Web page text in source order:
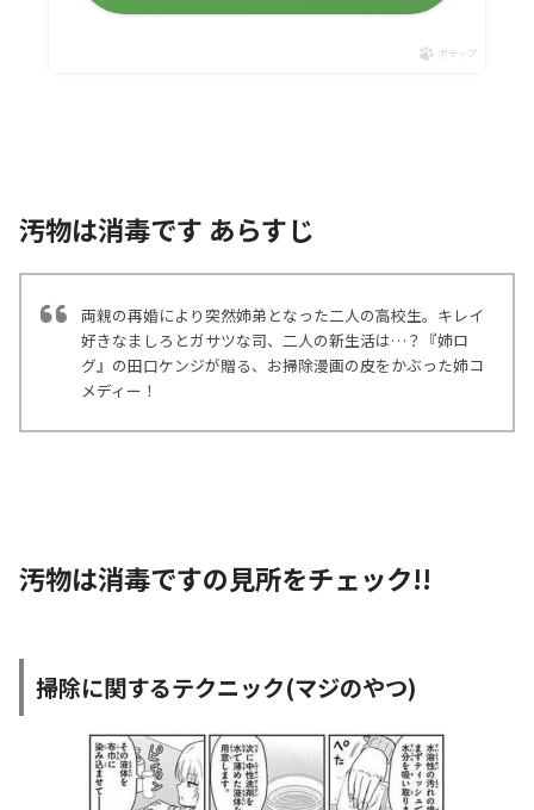
ポチップ
汚物は消毒です あらすじ
両親の再婚により突然姉弟となった二人の高校生。キレイ
好きなましろとガサツな司、二人の新生活は…？『姉ロ
グ』の田口ケンジが贈る、お掃除漫画の皮をかぶった姉コ
メディー！
汚物は消毒ですの見所をチェック!!
掃除に関するテクニック(マジのやつ)